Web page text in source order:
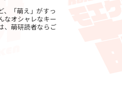
、「萌え」がすっ
なオシャレなキー
、萌研読者ならご